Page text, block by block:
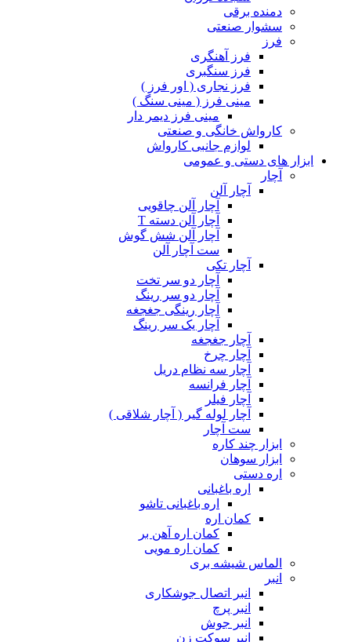
دمنده برقی
سشوار صنعتی
فرز
فرز آهنگری
فرز سنگبری
فرز نجاری ( اور فرز )
مینی فرز ( مینی سنگ )
مینی فرز دیمر دار
کارواش خانگی و صنعتی
لوازم جانبی کارواش
ابزار های دستی و عمومی
آچار
آچار آلن
آچار آلن چاقویی
آچار آلن دسته T
آچار آلن شش گوش
ست آچار آلن
آچار تکی
آچار دو سر تخت
آچار دو سر رینگ
آچار رینگی جغجغه
آچار یک سر رینگ
آچار جغجغه
آچار چرخ
آچار سه نظام دریل
آچار فرانسه
آچار فیلر
آچار لوله گیر ( آچار شلاقی )
ست آچار
ابزار چند کاره
ابزار سوهان
اره دستی
اره باغبانی
اره باغبانی تاشو
کمان اره
کمان اره آهن بر
کمان اره مویی
الماس شیشه بری
انبر
انبر اتصال جوشکاری
انبر پرچ
انبر جوش
انبر سوکت زن